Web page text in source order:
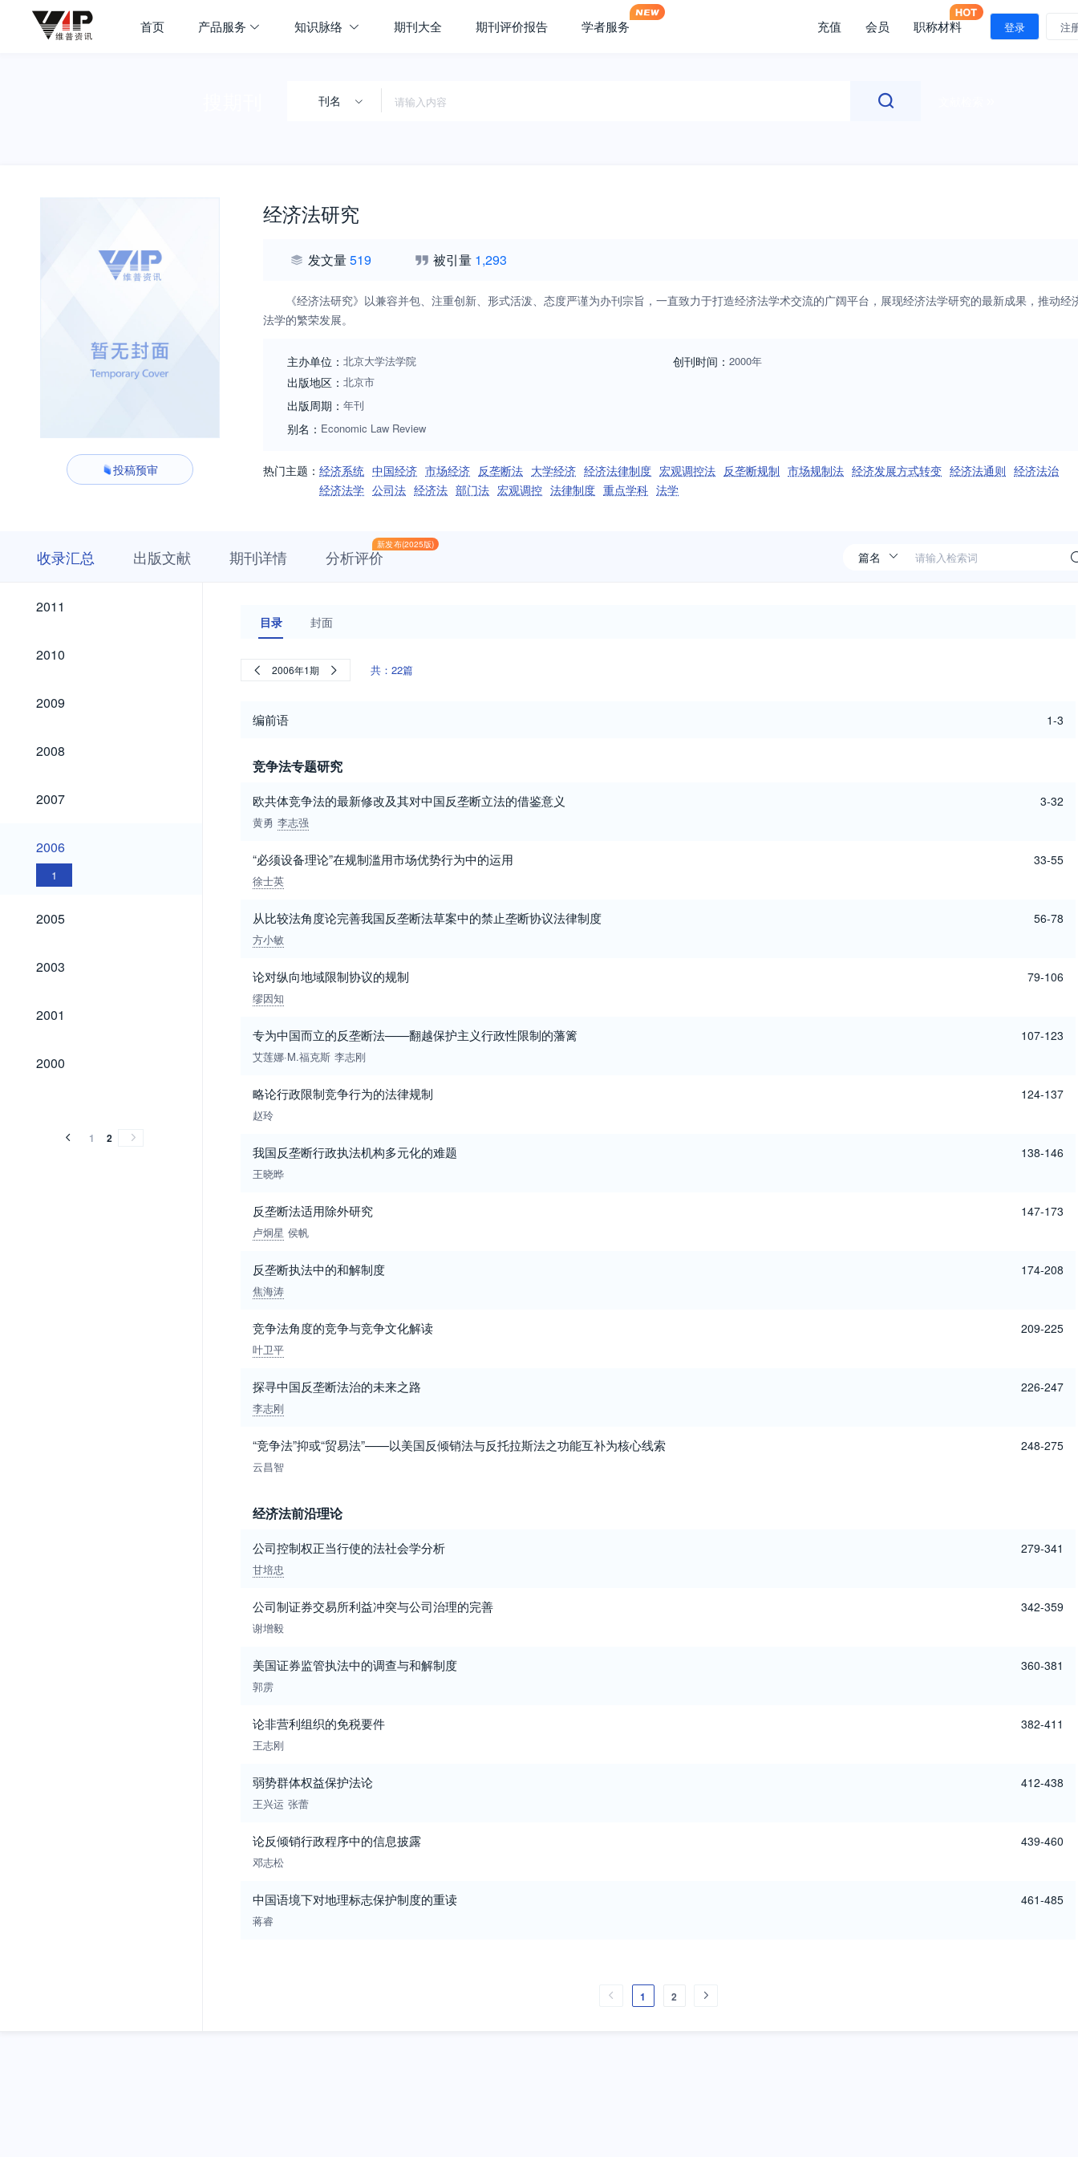
首页 产品服务 知识脉络 期刊大全 期刊评价报告 学者服务 充值 会员 职称材料 登录 注
刊名
投稿预审
经济法研究
发文量519 被引量 1,293
《经济法研究》以兼容并包、注重创新、形式活泼、态度严谨为办刊宗旨，一直致力于打造经济法学术交流的广阔平台，展现经济法学研究的最新成果，推动经
法学的繁荣发展。
主办单位： 北京大学法学院
出版地区： 北京市
出版周期： 年刊
别名： Economic Law Review
创刊时间： 2000年
热门主题： 经济系统 中国经济 市场经济 反垄断法 大学经济 经济法律制度 宏观调控法 反垄断规制 市场规制法 经济发展方式转变 经济法通则 经济法治
经济法学 公司法 经济法 部门法 宏观调控 法律制度 重点学科 法学
收录汇总 出版文献 期刊详情
新发布(2025版)
分析评价
2011
2011
2010
2010
2009
2009
2008
2008
2007
2007
2006
2006
1
2005
2005
2003
2003
2001
2001
2000
2000
1 2
目录 封面
2006年1期 共：22篇
编前语 1-3
竞争法专题研究
欧共体竞争法的最新修改及其对中国反垄断立法的借鉴意义
黄勇 李志强
3-32
“必须设备理论”在规制滥用市场优势行为中的运用
徐士英
33-55
从比较法角度论完善我国反垄断法草案中的禁止垄断协议法律制度
方小敏
56-78
论对纵向地域限制协议的规制
缪因知
79-106
专为中国而立的反垄断法——翻越保护主义行政性限制的藩篱
艾莲娜·M.福克斯 李志刚
107-123
略论行政限制竞争行为的法律规制
赵玲
124-137
我国反垄断行政执法机构多元化的难题
王晓晔
138-146
反垄断法适用除外研究
卢炯星 侯帆
147-173
反垄断执法中的和解制度
焦海涛
174-208
竞争法角度的竞争与竞争文化解读
叶卫平
209-225
探寻中国反垄断法治的未来之路
李志刚
226-247
“竞争法”抑或“贸易法”——以美国反倾销法与反托拉斯法之功能互补为核心线索
云昌智
248-275
经济法前沿理论
公司控制权正当行使的法社会学分析
甘培忠
279-341
公司制证券交易所利益冲突与公司治理的完善
谢增毅
342-359
美国证券监管执法中的调查与和解制度
郭雳
360-381
论非营利组织的免税要件
王志刚
382-411
弱势群体权益保护法论
王兴运 张蕾
412-438
论反倾销行政程序中的信息披露
邓志松
439-460
中国语境下对地理标志保护制度的重读
蒋睿
461-485
1 2